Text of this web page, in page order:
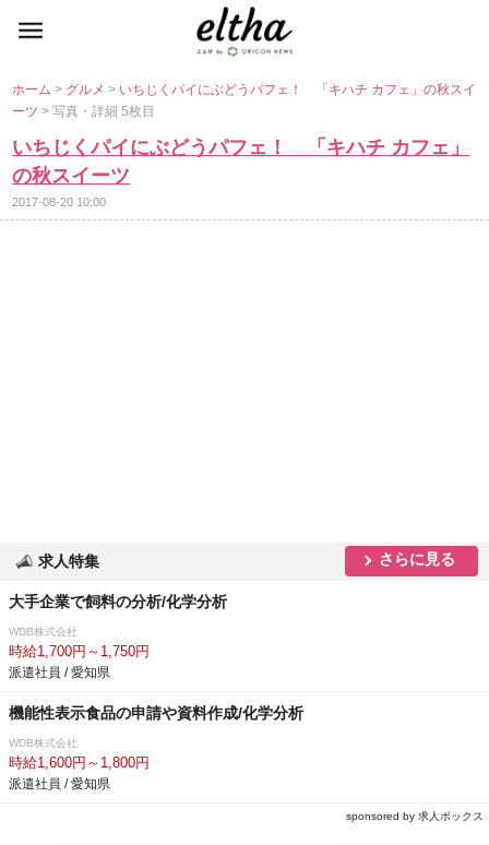
ホーム> グルメ> いちじくパイにぶどうパフェ！ 「キハチ カフェ」の秋スイ
ーツ> 写真・詳細 5枚目
いちじくパイにぶどうパフェ！ 「キハチ カフェ」
の秋スイーツ
2017-08-20 10:00
求人特集 さらに見る
大手企業で飼料の分析/化学分析
WDB株式会社
時給1,700円～1,750円
派遣社員 / 愛知県
機能性表示食品の申請や資料作成/化学分析
WDB株式会社
時給1,600円～1,800円
派遣社員 / 愛知県
sponsored by 求人ボックス